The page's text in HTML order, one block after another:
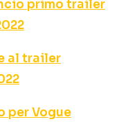
primo trailer
al trailer
per Vogue